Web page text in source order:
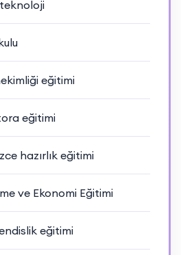
eğitimi
eğitimi
hazırlık eğitimi
ve Ekonomi Eğitimi
eğitimi